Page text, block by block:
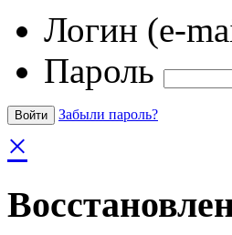
Логин (e-
Пароль
Забыли пароль?
×